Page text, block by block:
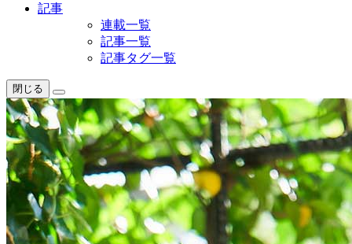
記事
連載一覧
記事一覧
記事タグ一覧
閉じる